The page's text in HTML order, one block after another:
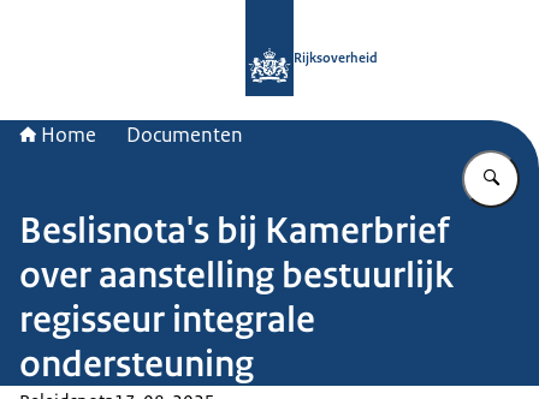
Rijksoverheid
Home Documenten
Beslisnota's bij Kamerbrief
over aanstelling bestuurlijk
regisseur integrale
ondersteuning